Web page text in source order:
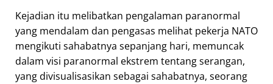
Kejadian itu melibatkan pengalaman paranormal
yang mendalam dan pengasas melihat pekerja NATO
mengikuti sahabatnya sepanjang hari, memuncak
dalam visi paranormal ekstrem tentang serangan,
yang divisualisasikan sebagai sahabatnya, seorang